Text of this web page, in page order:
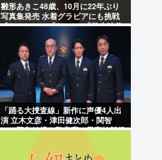
雛形あきこ48歳、10月に22年ぶり
写真集発売 水着グラビアにも挑戦
「なんと!!!」「おぉ~」「学生時代
が蘇りました」
「踊る大捜査線」新作に声優4人出
演 立木文彦・津田健次郎・関智
一・野島健児ら警察庁の最高幹部役